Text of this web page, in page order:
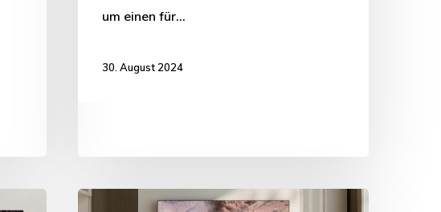
um einen für…
30. August 2024